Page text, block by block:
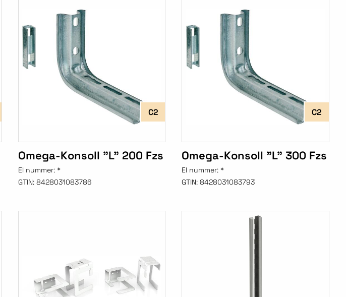
C2
Omega-Konsoll "L" 200 Fzs
El nummer: *
GTIN: 8428031083786
C2
Omega-Konsoll "L" 300 Fzs
El nummer:*
GTIN: 8428031083793